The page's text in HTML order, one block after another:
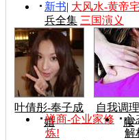
新书| 大风水-黄帝
兵全集 三国演义
叶倩彤-奉子成
婚
自我调
腰
禅商-企业家修
炼!
心
解